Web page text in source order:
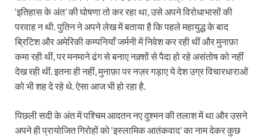
‘इतिहास के अंत’ की घोषणा तो कर रहा था, उसे अपने विरोधाभासों की
परवाह न थी. पुतिन ने अपने लेख में बताया है कि पहले महायुद्ध के बाद
ब्रिटिश और अमेरिकी कम्पनियाँ जर्मनी में निवेश कर रही थीं और मुनाफ़ा
कमा रही थीं, पर मनमाने ढंग से बनाए नक़्शों से पैदा हो रहे असंतोष को नहीं
देख रही थीं. इतना ही नहीं, मुनाफ़ा पर नज़र गड़ाए ये देश उग्र विचारधाराओं
को भी शह दे रहे थे. ऐसा आज भी हो रहा है.
पिछली सदी के अंत में पश्चिम आदतन नए दुश्मन की तलाश में था और उसने
अपने ही प्रायोजित गिरोहों को ‘इस्लामिक आतंकवाद’ का नाम देकर कुछ